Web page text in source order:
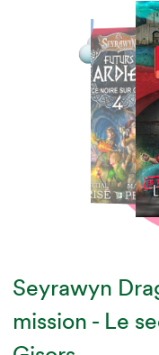
Seyrawyn
mission - Le